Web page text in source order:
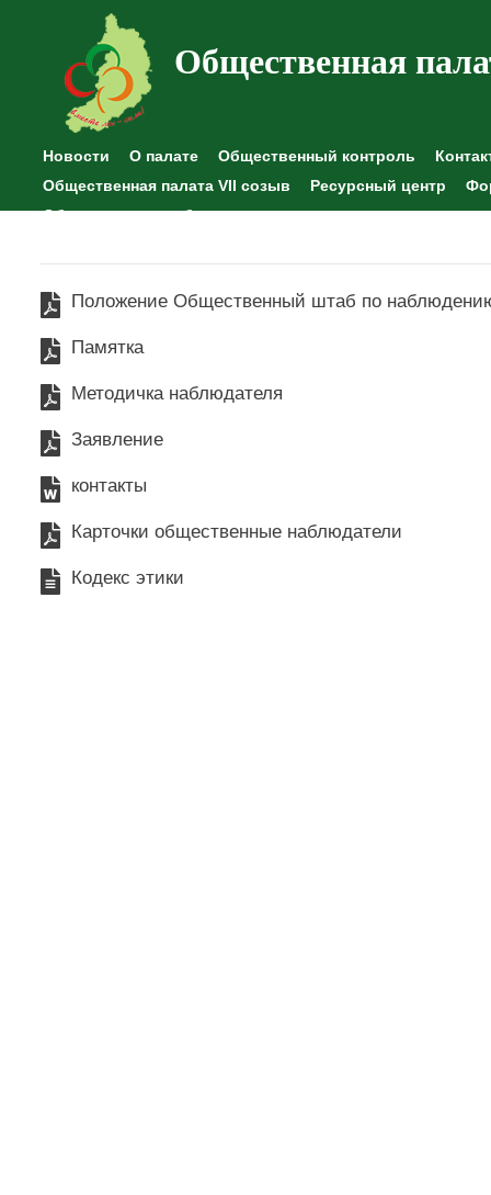
Общественная
Новости О палате Общественный контроль
Общественная палата VII созыв
Ресурсный центр
Общественные наблюдения
Положение Общественный штаб по
Памятка
Методичка наблюдателя
Заявление
контакты
Карточки общественные наблюдатели
Кодекс этики